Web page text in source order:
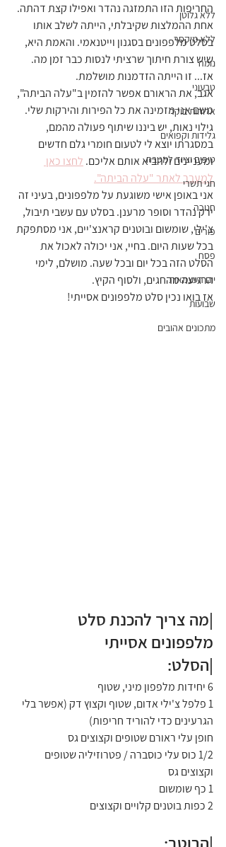
ללא גלוטן
ללא מיקסר
נומה
טבעוני
ארוחות בוקר
גלידות וקפואים
טיפים וציוד למטבח
חגי תשרי
חנוכה
פורים
פסח
יום העצמאות
שבועות
מתכונים אהובים
החריפות הזו התמזגה נהדר ואפילו קצת דהתה.
אחת ההמלצות שקיבלתי, הייתה לשלב אותו
בסלט מלפפונים בסגנון וייטנאמי. והאמת היא,
שיש צורת חיתוך שרציתי לנסות כבר זמן מה.
אז... זו הייתה הזדמנות מושלמת.
אגב, את הראורם אפשר להזמין ב"עלה הביתה",
משם אני מזמינה את כל הפירות והירקות שלי.
גילוי נאות, יש ביננו שיתוף פעולה מהמם,
במסגרתו יוצא לי לטעום חומרי גלם חדשים
ומעניינים ולהביא אותם אליכם. לחצו כאן
למעבר לאתר "עלה הביתה".
אני באופן אישי משוגעת על מלפפונים, בעיני זה
ירק נהדר וסופר מרענן. בסלט עם עשבי תיבול,
צ'ילי, שומשום ובוטנים קראנצ'יים, אני מסתפקת
בכל שעות היום. בחיי, אני יכולה לאכול את
הסלט הזה בכל יום ובכל שעה. מושלם, לימי
הרגיעה מהחגים, ולסוף הקיץ.
אז בואו נכין סלט מלפפונים אסייתי!
|מה צריך להכנת סלט
מלפפונים אסייתי
|הסלט:
6 יחידות מלפפון מיני, שטוף
1 פלפל צ'ילי אדום, שטוף וקצוץ דק (אפשר בלי
הגרעינים כדי להוריד חריפות)
חופן עלי ראורם שטופים וקצוצים גס
1/2 כוס עלי כוסברה / פטרוזיליה שטופים
וקצוצים גס
1 כף שומשום
2 כפות בוטנים קלויים וקצוצים